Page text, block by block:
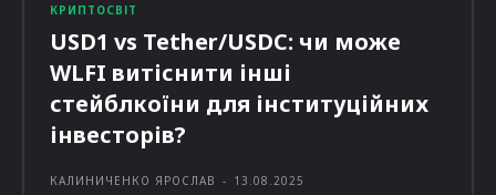
КРИПТОСВІТ
USD1 vs Tether/USDC: чи може
WLFI витіснити інші
стейблкоїни для інституційних
інвесторів?
КАЛИНИЧЕНКО ЯРОСЛАВ - 13.08.2025